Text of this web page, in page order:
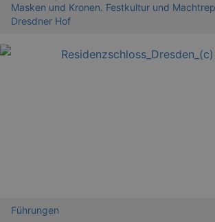
Masken und Kronen. Festkultur und
Dresdner Hof
Führungen